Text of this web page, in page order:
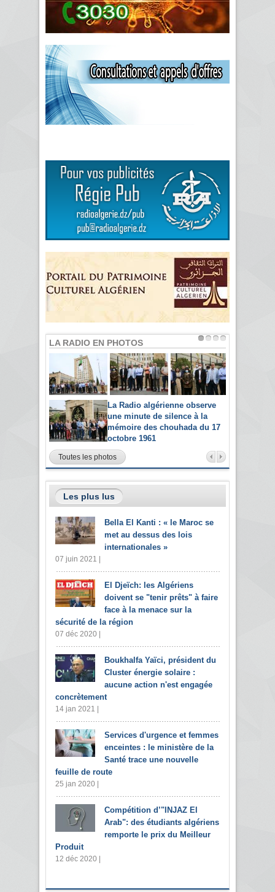
LA RADIO EN PHOTOS
La Radio algérienne observe
une minute de silence à la
mémoire des chouhada du 17
octobre 1961
Toutes les photos
Les plus lus
Bella El Kanti : « le Maroc se
met au dessus des lois
internationales »
07 juin 2021 |
El Djeïch: les Algériens
doivent se "tenir prêts" à faire
face à la menace sur la
sécurité de la région
07 déc 2020 |
Boukhalfa Yaïci, président du
Cluster énergie solaire :
aucune action n'est engagée
concrètement
14 jan 2021 |
Services d'urgence et femmes
enceintes : le ministère de la
Santé trace une nouvelle
feuille de route
25 jan 2020 |
Compétition d’"INJAZ El
Arab": des étudiants algériens
remporte le prix du Meilleur
Produit
12 déc 2020 |